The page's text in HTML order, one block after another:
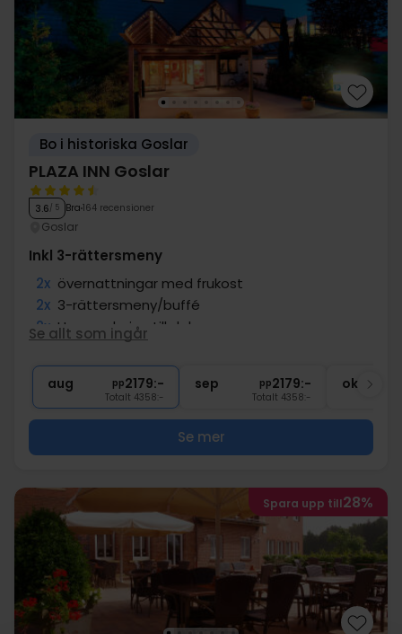
Bo i historiska Goslar
PLAZA INN Goslar
3.6/ 5 Bra 164 recensioner
Goslar
Inkl 3-rättersmeny
2x övernattningar med frukost
2x 3-rättersmeny/buffé
2x Uppgradering till deluxe rum
1 fl. vatten på rummet (att dela)
∞ Gratis internet och parkering
Se allt som ingår
aug pp2179:-
Totalt 4358:-
sep pp2179:-
Totalt 4358:-
okt
Se mer
Spara upp till28%